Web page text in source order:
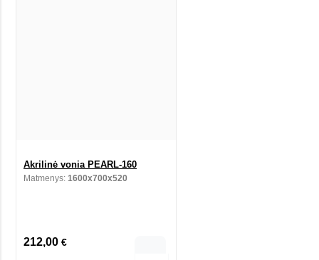
Akrilinė vonia PEARL-160
Matmenys: 1600x700x520
212,00 €